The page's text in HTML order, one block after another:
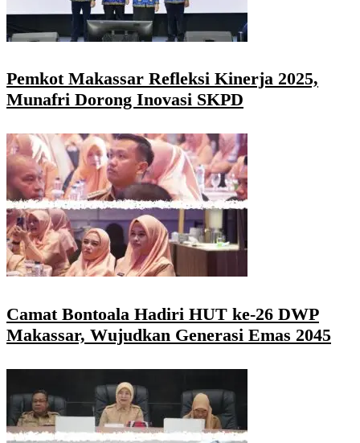
Pemkot Makassar Refleksi Kinerja 2025,
Munafri Dorong Inovasi SKPD
Camat Bontoala Hadiri HUT ke-26 DWP
Makassar, Wujudkan Generasi Emas 2045